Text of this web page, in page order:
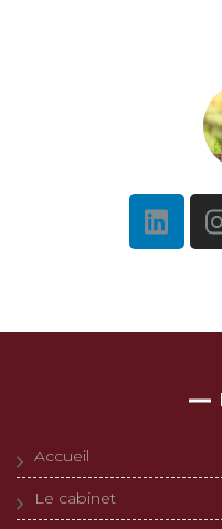
Accueil
Le cabinet